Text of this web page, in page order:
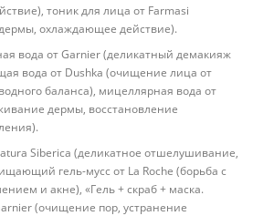
тоник для лица от Farmasi
охлаждающее действие).
вода от Garnier (деликатный демакияж
вода от Dushka (очищение лица от
баланса), мицеллярная вода от
дермы, восстановление
Siberica (деликатное отшелушивание,
гель-мусс от La Roche (борьба с
и акне), «Гель + скраб + маска.
(очищение пор, устранение